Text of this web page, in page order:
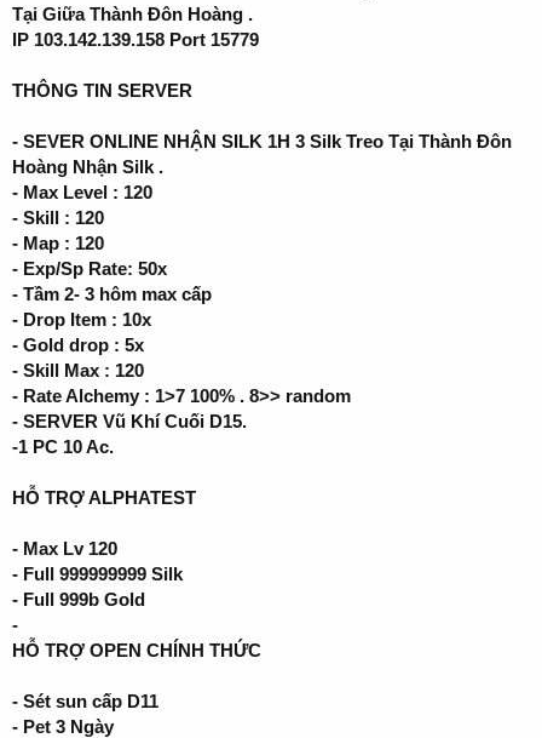
Tại Giữa Thành Đôn Hoàng .
IP 103.142.139.158 Port 15779
THÔNG TIN SERVER
- SEVER ONLINE NHẬN SILK 1H 3 Silk Treo Tại Thành Đôn
Hoàng Nhận Silk .
- Max Level : 120
- Skill : 120
- Map : 120
- Exp/Sp Rate: 50x
- Tầm 2- 3 hôm max cấp
- Drop Item : 10x
- Gold drop : 5x
- Skill Max : 120
- Rate Alchemy : 1>7 100% . 8>> random
- SERVER Vũ Khí Cuối D15.
-1 PC 10 Ac.
HỖ TRỢ ALPHATEST
- Max Lv 120
- Full 999999999 Silk
- Full 999b Gold
-
HỖ TRỢ OPEN CHÍNH THỨC
- Sét sun cấp D11
- Pet 3 Ngày